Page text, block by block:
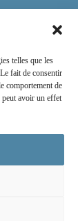
telles que les
fait de consentir
comportement de
avoir un effet